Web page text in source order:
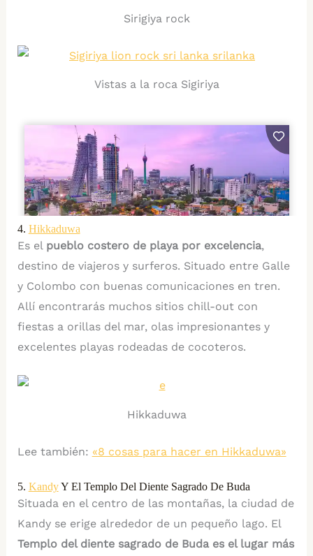
Sirigiya rock
Vistas a la roca Sigiriya
4. Hikkaduwa
Es el pueblo costero de playa por excelencia,
destino de viajeros y surferos. Situado entre Galle
y Colombo con buenas comunicaciones en tren.
Allí encontrarás muchos sitios chill-out con
fiestas a orillas del mar, olas impresionantes y
excelentes playas rodeadas de cocoteros.
Hikkaduwa
Lee también: «8 cosas para hacer en Hikkaduwa»
5. KandyY El Templo Del Diente Sagrado De Buda
Situada en el centro de las montañas, la ciudad de
Kandy se erige alrededor de un pequeño lago. El
Templo del diente sagrado de Buda es el lugar más